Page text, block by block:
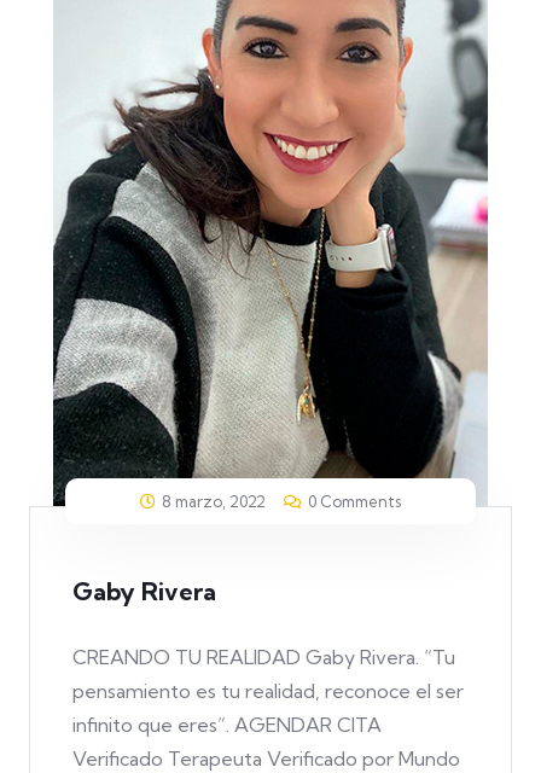
8 marzo, 2022 0 Comments
Gaby Rivera
CREANDO TU REALIDAD Gaby Rivera. “Tu
pensamiento es tu realidad, reconoce el ser
infinito que eres”. AGENDAR CITA
Verificado Terapeuta Verificado por Mundo